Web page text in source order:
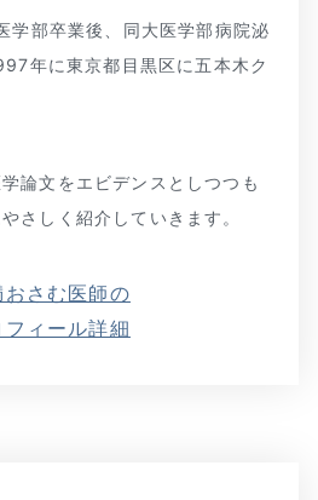
学部卒業後、同大医学部病院泌
年に東京都目黒区に五本木ク
論文をエビデンスとしつつも
さしく紹介していきます。
おさむ医師の
フィール詳細